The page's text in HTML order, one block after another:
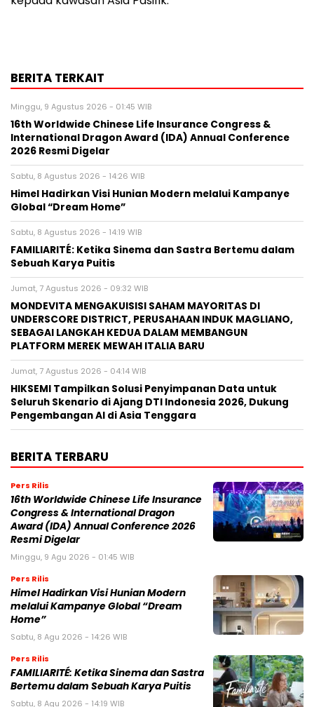
BERITA TERKAIT
Minggu, 9 Agustus 2026 - 01:45 WIB
16th Worldwide Chinese Life Insurance Congress &
International Dragon Award (IDA) Annual Conference
2026 Resmi Digelar
Sabtu, 8 Agustus 2026 - 14:26 WIB
Himel Hadirkan Visi Hunian Modern melalui Kampanye
Global “Dream Home”
Sabtu, 8 Agustus 2026 - 14:19 WIB
FAMILIARITÉ: Ketika Sinema dan Sastra Bertemu dalam
Sebuah Karya Puitis
Jumat, 7 Agustus 2026 - 09:32 WIB
MONDEVITA MENGAKUISISI SAHAM MAYORITAS DI
UNDERSCORE DISTRICT, PERUSAHAAN INDUK MAGLIANO,
SEBAGAI LANGKAH KEDUA DALAM MEMBANGUN
PLATFORM MEREK MEWAH ITALIA BARU
Jumat, 7 Agustus 2026 - 04:14 WIB
HIKSEMI Tampilkan Solusi Penyimpanan Data untuk
Seluruh Skenario di Ajang DTI Indonesia 2026, Dukung
Pengembangan AI di Asia Tenggara
BERITA TERBARU
Pers Rilis
16th Worldwide Chinese Life Insurance
Congress & International Dragon
Award (IDA) Annual Conference 2026
Resmi Digelar
Minggu, 9 Agu 2026 - 01:45 WIB
Pers Rilis
Himel Hadirkan Visi Hunian Modern
melalui Kampanye Global “Dream
Home”
Sabtu, 8 Agu 2026 - 14:26 WIB
Pers Rilis
FAMILIARITÉ: Ketika Sinema dan Sastra
Bertemu dalam Sebuah Karya Puitis
Sabtu, 8 Agu 2026 - 14:19 WIB